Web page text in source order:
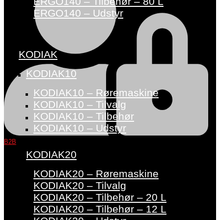
B2B
ERGO140 – Udstyr
KODIAK
KODIAK10
KODIAK10 – Røremaskine
KODIAK10 – Tilvalg
KODIAK10 – Tilbehør
KODIAK10 – Udstyr
KODIAK20
KODIAK20 – Røremaskine
KODIAK20 – Tilvalg
KODIAK20 – Tilbehør – 20 L
KODIAK20 – Tilbehør – 12 L